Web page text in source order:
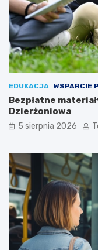
EDUKACJA WSPARCIE
Bezpłatne
Dzierżoniowa
5 sierpnia 2026